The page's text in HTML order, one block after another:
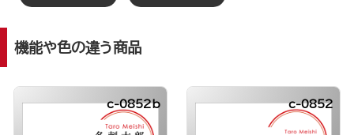
機能や色の違う商品
c-0852b c-0852